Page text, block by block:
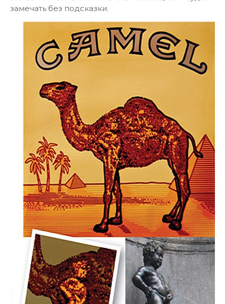
замечать без подсказки.